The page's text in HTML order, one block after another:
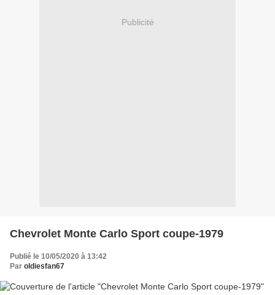
Publicité
Chevrolet Monte Carlo Sport coupe-1979
Publié le 10/05/2020 à 13:42
Par oldiesfan67